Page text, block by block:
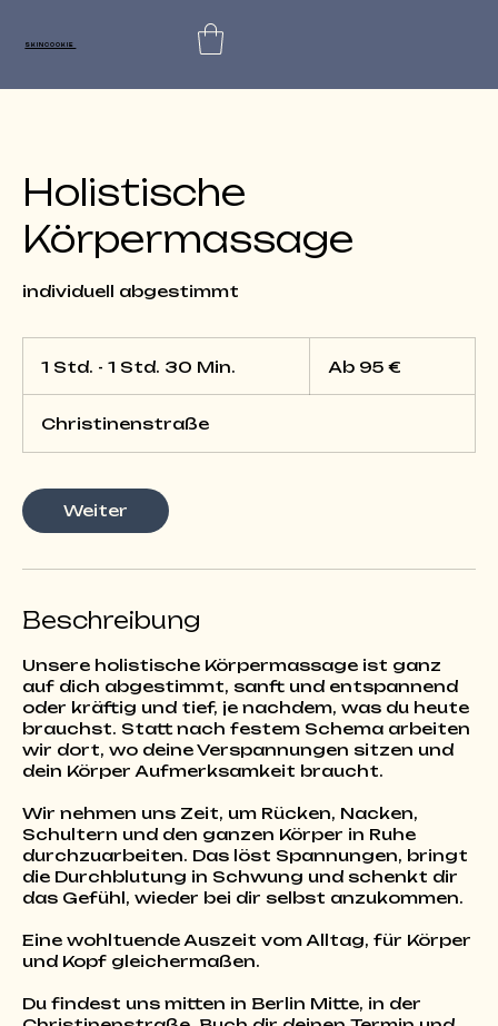
SKINCOOKIE
Holistische
Körpermassage
individuell abgestimmt
1 Std. - 1 Std. 30 Min.
-
.
EuroAb 95 €
Christinenstraße
Weiter
Beschreibung
Unsere holistische Körpermassage ist ganz
auf dich abgestimmt, sanft und entspannend
oder kräftig und tief, je nachdem, was du heute
brauchst. Statt nach festem Schema arbeiten
wir dort, wo deine Verspannungen sitzen und
dein Körper Aufmerksamkeit braucht.
Wir nehmen uns Zeit, um Rücken, Nacken,
Schultern und den ganzen Körper in Ruhe
durchzuarbeiten. Das löst Spannungen, bringt
die Durchblutung in Schwung und schenkt dir
das Gefühl, wieder bei dir selbst anzukommen.
Eine wohltuende Auszeit vom Alltag, für Körper
und Kopf gleichermaßen.
Du findest uns mitten in Berlin Mitte, in der